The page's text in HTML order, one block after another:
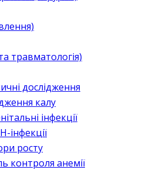
травматологія)
дослідження
калу
інфекції
інфекції
росту
контроля анемії